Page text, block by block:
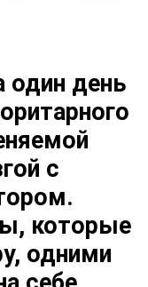
один день
с
которые
одними